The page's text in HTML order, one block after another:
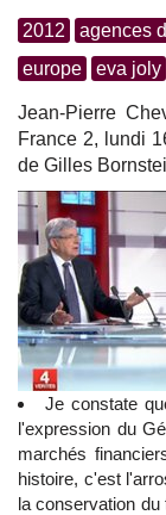
2012 agences
europe
eva joly
Jean-Pierre
France 2, lundi
de Gilles
Je constate
l'expression du
marchés
histoire, c'est
la conservation du